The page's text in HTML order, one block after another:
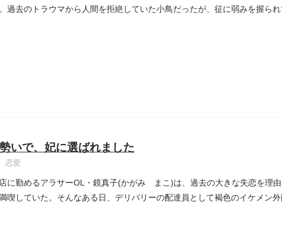
過去のトラウマから人間を拒絶していた小鳥だったが、征に弱みを握られ
いで、妃に選ばれました
恋愛
に勤めるアラサーOL・鏡真子(かがみ まこ)は、過去の大きな失恋を理
喫していた。そんなある日、デリバリーの配達員として褐色のイケメン